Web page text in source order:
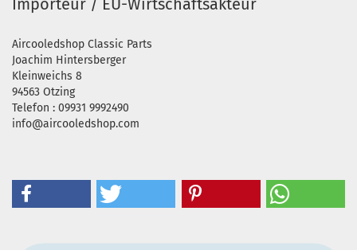
Importeur / EU-Wirtschaftsakteur
Aircooledshop Classic Parts
Joachim Hintersberger
Kleinweichs 8
94563 Otzing
Telefon : 09931 9992490
info@aircooledshop.com